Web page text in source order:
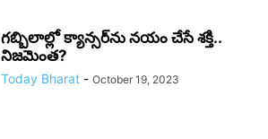
గబ్బిలాల్లో క్యాన్సర్‌ను నయం చేసే శక్తి..
నిజమెంత?
Today Bharat - October 19, 2023